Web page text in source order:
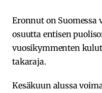
Eronnut on Suomessa
osuutta entisen
vuosikymmenten
takaraja.
Kesäkuun alussa